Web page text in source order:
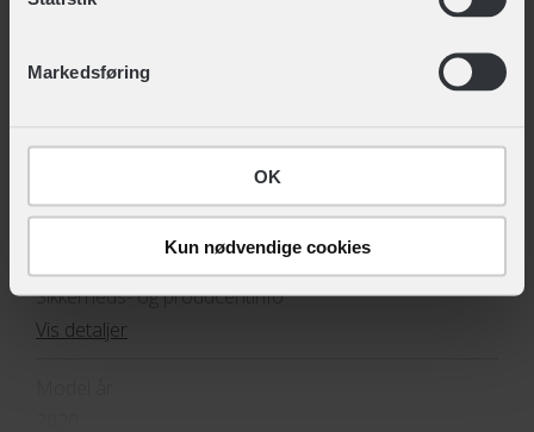
ændre det ved at klikke på linket "Brug af cookies"
Markedsføring
OK
Kun nødvendige cookies
TEKNISKE SPECIFIKATIONER
BASISINFORMATION
5712701009873, 5712701009880
Hovedprodukt ID
12-9101885256
Sikkerheds- og producentinfo
Vis detaljer